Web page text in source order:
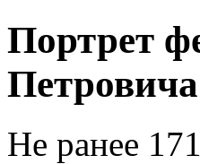
Портрет
Не ранее